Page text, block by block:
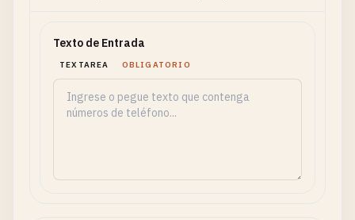
Texto de Entrada
TEXTAREA OBLIGATORIO